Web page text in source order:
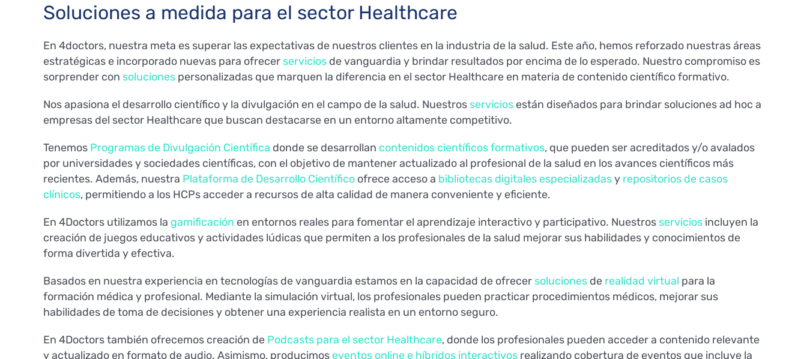
Soluciones a medida para el sector Healthcare
En 4doctors, nuestra meta es superar las expectativas de nuestros clientes en la industria de la salud. Este año, hemos reforzado nuestras áreas
estratégicas e incorporado nuevas para ofrecer servicios de vanguardia y brindar resultados por encima de lo esperado. Nuestro compromiso es
sorprender con soluciones personalizadas que marquen la diferencia en el sector Healthcare en materia de contenido científico formativo.
Nos apasiona el desarrollo científico y la divulgación en el campo de la salud. Nuestros servicios están diseñados para brindar soluciones ad hoc a
empresas del sector Healthcare que buscan destacarse en un entorno altamente competitivo.
Tenemos Programas de Divulgación Científica donde se desarrollan contenidos científicos formativos, que pueden ser acreditados y/o avalados
por universidades y sociedades científicas, con el objetivo de mantener actualizado al profesional de la salud en los avances científicos más
recientes. Además, nuestra Plataforma de Desarrollo Científico ofrece acceso a bibliotecas digitales especializadasy repositorios de casos
clínicos, permitiendo a los HCPs acceder a recursos de alta calidad de manera conveniente y eficiente.
En 4Doctors utilizamos la gamificación en entornos reales para fomentar el aprendizaje interactivo y participativo. Nuestros servicios incluyen la
creación de juegos educativos y actividades lúdicas que permiten a los profesionales de la salud mejorar sus habilidades y conocimientos de
forma divertida y efectiva.
Basados en nuestra experiencia en tecnologías de vanguardia estamos en la capacidad de ofrecer soluciones de realidad virtual para la
formación médica y profesional. Mediante la simulación virtual, los profesionales pueden practicar procedimientos médicos, mejorar sus
habilidades de toma de decisiones y obtener una experiencia realista en un entorno seguro.
En 4Doctors también ofrecemos creación de Podcasts para el sector Healthcare, donde los profesionales pueden acceder a contenido relevante
y actualizado en formato de audio. Asimismo, producimos eventos online e híbridos interactivos realizando cobertura de eventos que incluye la